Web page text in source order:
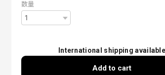
数量
International shipping
Add to cart